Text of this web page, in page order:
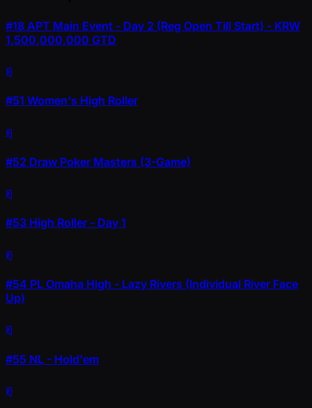
#18 APT Main Event - Day 2 (Reg Open Till Start) - KRW
1,500,000,000 GTD
ดู
#51 Women's High Roller
ดู
#52 Draw Poker Masters (3-Game)
ดู
#53 High Roller - Day 1
ดู
#54 PL Omaha High - Lazy Rivers (Individual River Face
Up)
ดู
#55 NL - Hold'em
ดู